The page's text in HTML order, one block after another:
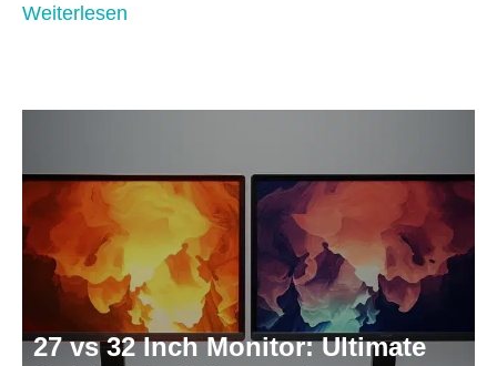
Weiterlesen
27 vs 32 Inch Monitor: Ultimate